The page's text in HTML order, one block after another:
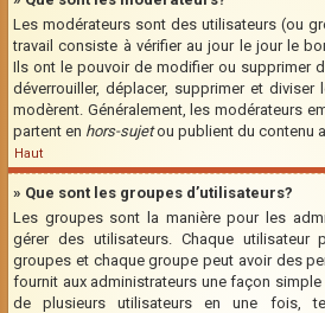
Les modérateurs sont des utilisateurs (ou
travail consiste à vérifier au jour le jour le
Ils ont le pouvoir de modifier ou supprimer
déverrouiller, déplacer, supprimer et
modèrent. Généralement, les modérateurs
partent en hors-sujetou publient du contenu
Haut
» Que sont les groupes d’utilisateurs?
Les groupes sont la manière pour les
gérer des utilisateurs. Chaque utilisateur
groupes et chaque groupe peut avoir des
fournit aux administrateurs une façon
de plusieurs utilisateurs en une fois,